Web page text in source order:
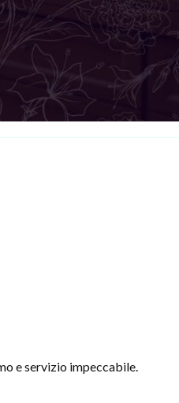
e servizio impeccabile.